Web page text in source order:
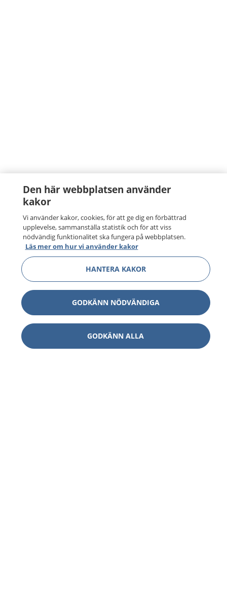
1177 tryggt om din hälsa och vård
På 1177.se får du råd om hälsa och information om
sjukdomar och vilka mottagningar du kan kontakta.
Logga in för att läsa din journal och göra dina
vårdärenden. Ring telefonnummer 1177 för
sjukvårdsrådgivning dygnet runt.
Den här webbplatsen använder
kakor
Vi använder kakor, cookies, för att ge dig en förbättrad
upplevelse, sammanställa statistik och för att viss
nödvändig funktionalitet ska fungera på webbplatsen.
Läs mer om hur vi använder kakor
HANTERA KAKOR
GODKÄNN NÖDVÄNDIGA
GODKÄNN ALLA